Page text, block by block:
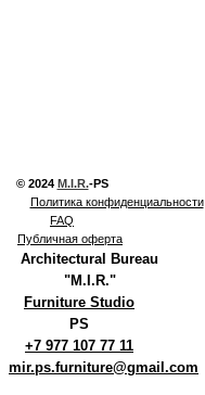
© 2024 M.I.R.-PS
Политика конфиденциальности
FAQ
Публичная оферта
Architectural Bureau
"M.I.R."
Furniture Studio
PS
+7 977 107 77 11
mir.ps.furniture@gmail.com